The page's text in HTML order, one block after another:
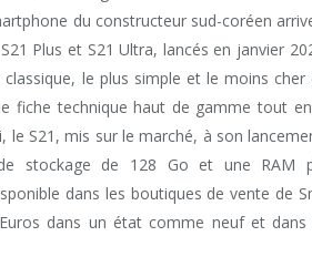
du constructeur sud-coréen
Plus et S21 Ultra, lancés en janvier
classique, le plus simple et le moins
fiche technique haut de gamme tout
le S21, mis sur le marché, à son
stockage de 128 Go et une
dans les boutiques de vente de
dans un état comme neuf et